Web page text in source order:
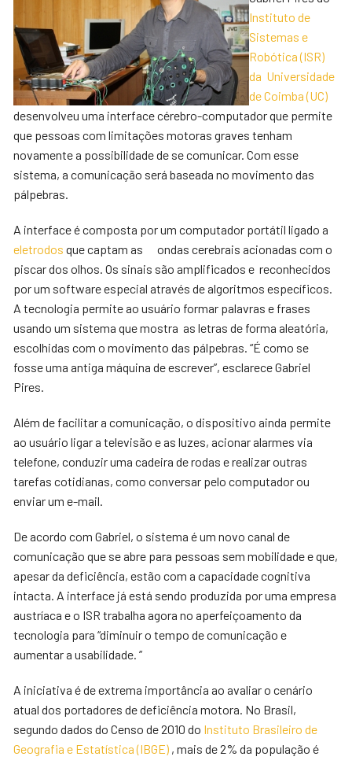
Instituto de
Sistemas e
Robótica (ISR)
da Universidade
de Coimba (UC)
desenvolveu uma interface cérebro-computador que permite
que pessoas com limitações motoras graves tenham
novamente a possibilidade de se comunicar. Com esse
sistema, a comunicação será baseada no movimento das
pálpebras.
A interface é composta por um computador portátil ligado a
eletrodos que captam as ondas cerebrais acionadas com o
piscar dos olhos. Os sinais são amplificados e reconhecidos
por um software especial através de algoritmos específicos.
A tecnologia permite ao usuário formar palavras e frases
usando um sistema que mostra as letras de forma aleatória,
escolhidas com o movimento das pálpebras. “É como se
fosse uma antiga máquina de escrever”, esclarece Gabriel
Pires.
Além de facilitar a comunicação, o dispositivo ainda permite
ao usuário ligar a televisão e as luzes, acionar alarmes via
telefone, conduzir uma cadeira de rodas e realizar outras
tarefas cotidianas, como conversar pelo computador ou
enviar um e-mail.
De acordo com Gabriel, o sistema é um novo canal de
comunicação que se abre para pessoas sem mobilidade e que,
apesar da deficiência, estão com a capacidade cognitiva
intacta. A interface já está sendo produzida por uma empresa
austríaca e o ISR trabalha agora no aperfeiçoamento da
tecnologia para “diminuir o tempo de comunicação e
aumentar a usabilidade. ’’
A iniciativa é de extrema importância ao avaliar o cenário
atual dos portadores de deficiência motora. No Brasil,
segundo dados do Censo de 2010 do Instituto Brasileiro de
Geografia e Estatística (IBGE) , mais de 2% da população é